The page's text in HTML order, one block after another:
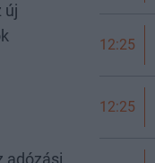
új
12:25
12:25